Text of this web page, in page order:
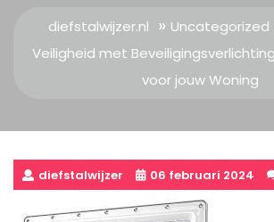
diefstalwijzer.nl » Uncategorized
Veiligheid met
voor jouw Woning
diefstalwijzer 06 februari 2024